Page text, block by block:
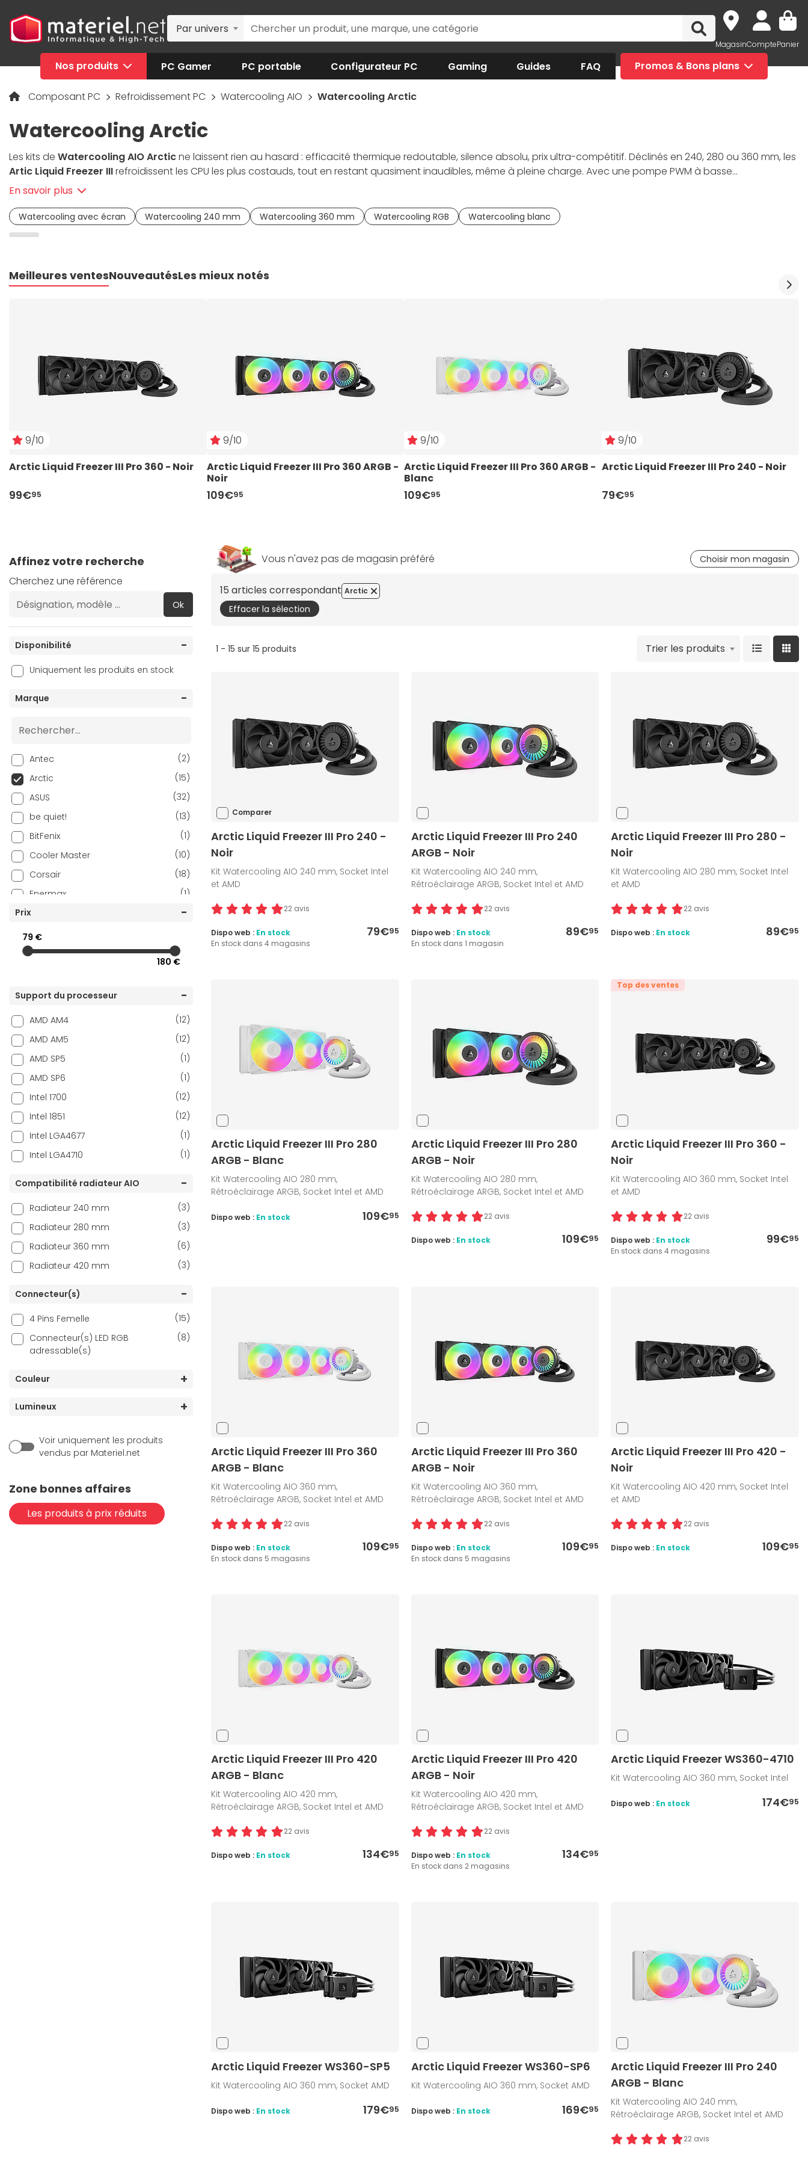
Par univers
MagasinComptePanier
Nos produits PC Gamer PC portable Configurateur PC Gaming Guides FAQ Promos & Bons plans
Composant PC Refroidissement PC Watercooling AIO Watercooling Arctic
Watercooling Arctic
Les kits de Watercooling AIO Arcticne laissent rien au hasard : efficacité thermique redoutable, silence absolu, prix ultra-compétitif. Déclinés en 240, 280 ou 360 mm, les
Artic Liquid Freezer IIIrefroidissent les CPU les plus costauds, tout en restant quasiment inaudibles, même à pleine charge. Avec une pompe PWM à basse
consommation, un ventilateur VRM dédié et des tubes gainés extra-longs, ce
Compatible avec les sockets Intel LGA et AMD récent, il fait des merveilles sur un Ryzen 7 ou un Core i7 dernière génération. Chez Materiel.net, nos experts référencent les
kits de watercooling All in OneArctic salués pour leur performance. Obtenez dès maintenant de la stabilité thermique pour vos jeux en monde ouvert ou vos
applications lourdes.
En savoir plus
Watercooling avec écran Watercooling 240 mm Watercooling 360 mm Watercooling RGB Watercooling blanc
Meilleures ventesNouveautésLes mieux notés
9/10
Arctic Liquid Freezer III Pro 360 - Noir
99€95
9/10
Arctic Liquid Freezer III Pro 360 ARGB -
Noir
109€95
9/10
Arctic Liquid Freezer III Pro 360 ARGB -
Blanc
109€95
9/10
Arctic Liquid Freezer III Pro 240 - Noir
79€95
Affinez votre recherche
Cherchez une référence
Ok
Disponibilité
Uniquement les produits en stock
Marque
Antec
(2)
Arctic
(15)
ASUS
(32)
be quiet!
(13)
BitFenix
(1)
Cooler Master
(10)
Corsair
(18)
Enermax
(1)
Fox Spirit
(5)
Lian Li
MSI
(21)
Phanteks
(15)
(16)
(1)
(7)
Prix
79 €
180 €
Support du processeur
AMD AM4
(12)
AMD AM5
(12)
AMD SP5
(1)
AMD SP6
(1)
Intel 1700
(12)
Intel 1851
(12)
Intel LGA4677
(1)
Intel LGA4710
(1)
Compatibilité radiateur AIO
Radiateur 240 mm
(3)
Radiateur 280 mm
(3)
Radiateur 360 mm
(6)
Radiateur 420 mm
(3)
Connecteur(s)
4 Pins Femelle
(15)
Connecteur(s) LED RGB
adressable(s)
(8)
Couleur
Lumineux
Voir uniquement les produits
vendus par Materiel.net
Zone bonnes affaires
Les produits à prix réduits
Vous n'avez pas de magasin préféré Choisir mon magasin
15 articles correspondant
Effacer la sélection
Arctic
1 - 15 sur 15 produits Trier les produits
Comparer
Arctic Liquid Freezer III Pro 240 -
Noir
Kit Watercooling AIO 240 mm, Socket Intel
et AMD
22 avis
79€95
Dispo web : En stock
En stock dans 4 magasins
Arctic Liquid Freezer III Pro 240
ARGB - Noir
Kit Watercooling AIO 240 mm,
Rétroéclairage ARGB, Socket Intel et AMD
22 avis
89€95
Dispo web : En stock
En stock dans 1 magasin
Arctic Liquid Freezer III Pro 280 -
Noir
Kit Watercooling AIO 280 mm, Socket Intel
et AMD
22 avis
89€95
Dispo web : En stock
Arctic Liquid Freezer III Pro 280
ARGB - Blanc
Kit Watercooling AIO 280 mm,
Rétroéclairage ARGB, Socket Intel et AMD
109€95
Dispo web : En stock
Arctic Liquid Freezer III Pro 280
ARGB - Noir
Kit Watercooling AIO 280 mm,
Rétroéclairage ARGB, Socket Intel et AMD
22 avis
109€95
Dispo web : En stock
Top des ventes
Arctic Liquid Freezer III Pro 360 -
Noir
Kit Watercooling AIO 360 mm, Socket Intel
et AMD
22 avis
99€95
Dispo web : En stock
En stock dans 4 magasins
Arctic Liquid Freezer III Pro 360
ARGB - Blanc
Kit Watercooling AIO 360 mm,
Rétroéclairage ARGB, Socket Intel et AMD
22 avis
109€95
Dispo web : En stock
En stock dans 5 magasins
Arctic Liquid Freezer III Pro 360
ARGB - Noir
Kit Watercooling AIO 360 mm,
Rétroéclairage ARGB, Socket Intel et AMD
22 avis
109€95
Dispo web : En stock
En stock dans 5 magasins
Arctic Liquid Freezer III Pro 420 -
Noir
Kit Watercooling AIO 420 mm, Socket Intel
et AMD
22 avis
109€95
Dispo web : En stock
Arctic Liquid Freezer III Pro 420
ARGB - Blanc
Kit Watercooling AIO 420 mm,
Rétroéclairage ARGB, Socket Intel et AMD
22 avis
134€95
Dispo web : En stock
Arctic Liquid Freezer III Pro 420
ARGB - Noir
Kit Watercooling AIO 420 mm,
Rétroéclairage ARGB, Socket Intel et AMD
22 avis
134€95
Dispo web : En stock
En stock dans 2 magasins
Arctic Liquid Freezer WS360-4710
Kit Watercooling AIO 360 mm, Socket Intel
174€95
Dispo web : En stock
Arctic Liquid Freezer WS360-SP5
Kit Watercooling AIO 360 mm, Socket AMD
179€95
Dispo web : En stock
Arctic Liquid Freezer WS360-SP6
Kit Watercooling AIO 360 mm, Socket AMD
169€95
Dispo web : En stock
Arctic Liquid Freezer III Pro 240
ARGB - Blanc
Kit Watercooling AIO 240 mm,
Rétroéclairage ARGB, Socket Intel et AMD
22 avis